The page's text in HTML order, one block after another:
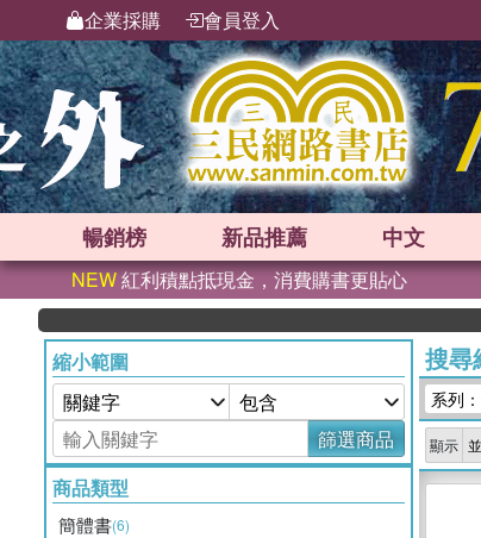
企業採購 會員登入
暢銷榜 新品推薦 中文
NEW紅利積點抵現金，消費購書更貼心
縮小範圍
篩選商品
商品類型
簡體書(6)
搜尋
系列
顯示